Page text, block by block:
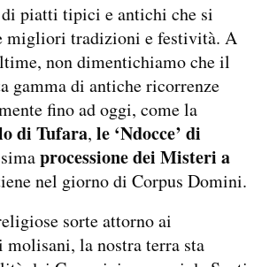
piatti tipici e antichi che si
migliori tradizioni e festività. A
non dimentichiamo che il
gamma di antiche ricorrenze
fino ad oggi, come la
di Tufara, le ‘Ndocce’ di
processione dei Misteri a
nel giorno di Corpus Domini.
sorte attorno ai
la nostra terra sta